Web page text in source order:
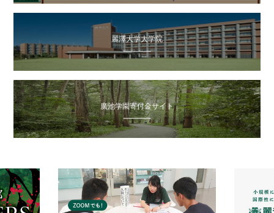
麗澤大学大学院
廣池学園寄付金サイト